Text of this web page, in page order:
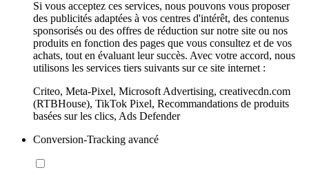
Si vous acceptez ces services, nous pouvons vous proposer
des publicités adaptées à vos centres d'intérêt, des contenus
sponsorisés ou des offres de réduction sur notre site ou nos
produits en fonction des pages que vous consultez et de vos
achats, tout en évaluant leur succès. Avec votre accord, nous
utilisons les services tiers suivants sur ce site internet :
Criteo, Meta-Pixel, Microsoft Advertising, creativecdn.com
(RTBHouse), TikTok Pixel, Recommandations de produits
basées sur les clics, Ads Defender
Conversion-Tracking avancé